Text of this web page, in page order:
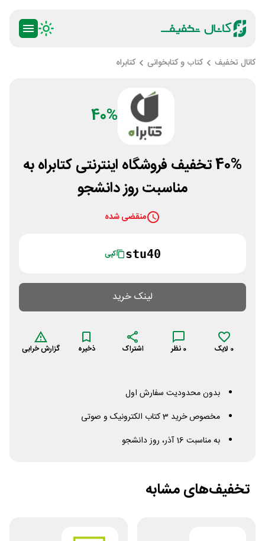
کانال تخفیف کتاب و کتابخوانی کتابراه
40%
40% تخفیف فروشگاه اینترنتی کتابراه به
مناسبت روز دانشجو
منقضی شده
stu40 کپی
لینک خرید
0 لایک 0 نظر اشتراک ذخیره گزارش خرابی
بدون محدودیت سفارش اول
مخصوص خرید 3 کتاب الکترونیک و صوتی
به مناسبت 16 آذر، روز دانشجو
تخفیف‌های مشابه